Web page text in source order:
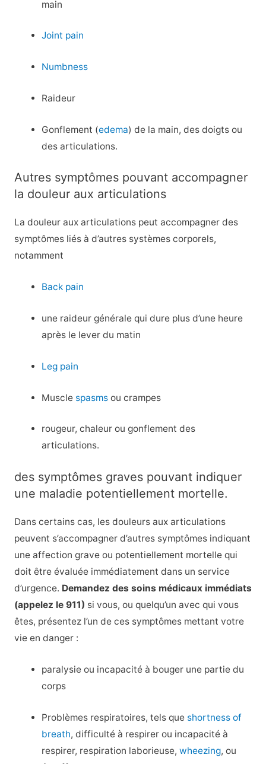
main
Joint pain
Numbness
Raideur
Gonflement (edema) de la main, des doigts ou
des articulations.
Autres symptômes pouvant accompagner
la douleur aux articulations
La douleur aux articulations peut accompagner des
symptômes liés à d’autres systèmes corporels,
notamment
Back pain
une raideur générale qui dure plus d’une heure
après le lever du matin
Leg pain
Muscle spasms ou crampes
rougeur, chaleur ou gonflement des
articulations.
des symptômes graves pouvant indiquer
une maladie potentiellement mortelle.
Dans certains cas, les douleurs aux articulations
peuvent s’accompagner d’autres symptômes indiquant
une affection grave ou potentiellement mortelle qui
doit être évaluée immédiatement dans un service
d’urgence. Demandez des soins médicaux immédiats
(appelez le 911) si vous, ou quelqu’un avec qui vous
êtes, présentez l’un de ces symptômes mettant votre
vie en danger :
paralysie ou incapacité à bouger une partie du
corps
Problèmes respiratoires, tels que shortness of
breath, difficulté à respirer ou incapacité à
respirer, respiration laborieuse,wheezing, ou